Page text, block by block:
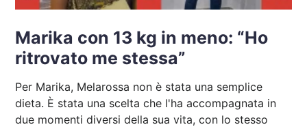
Marika con 13 kg in meno: “Ho
ritrovato me stessa”
Per Marika, Melarossa non è stata una semplice
dieta. È stata una scelta che l'ha accompagnata in
due momenti diversi della sua vita, con lo stesso